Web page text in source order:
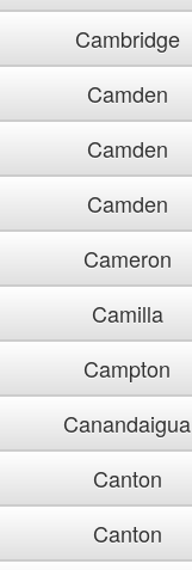
Cambridge
Camden
Camden
Camden
Cameron
Camilla
Campton
Canandaigua
Canton
Canton